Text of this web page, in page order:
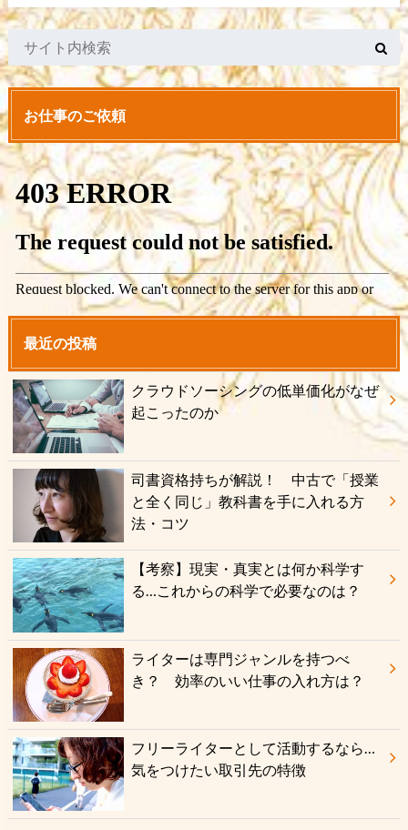
お仕事のご依頼
最近の投稿
クラウドソーシングの低単価化がなぜ
起こったのか
司書資格持ちが解説！ 中古で「授業
と全く同じ」教科書を手に入れる方
法・コツ
【考察】現実・真実とは何か科学す
る…これからの科学で必要なのは？
ライターは専門ジャンルを持つべ
き？ 効率のいい仕事の入れ方は？
フリーライターとして活動するなら…
気をつけたい取引先の特徴